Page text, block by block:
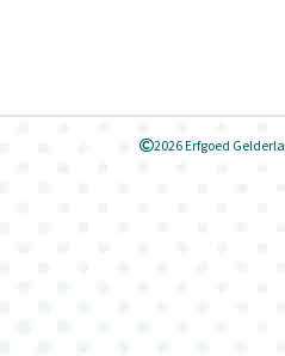
2026 Erfgoed